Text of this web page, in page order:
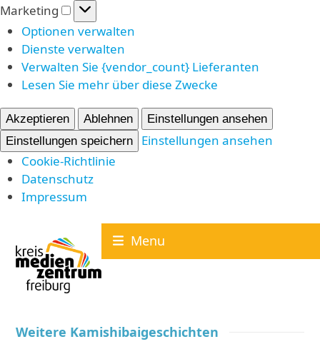
Marketing
Marketing
Optionen verwalten
Dienste verwalten
Verwalten Sie {vendor_count} Lieferanten
Lesen Sie mehr über diese Zwecke
Akzeptieren Ablehnen
Einstellungen ansehen
Einstellungen speichern
Einstellungen ansehen
Cookie-Richtlinie
Datenschutz
Impressum
content
Menu
Weitere Kamishibaigeschichten